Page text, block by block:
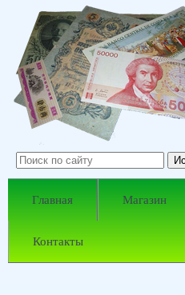
Главная Магазин
Контакты